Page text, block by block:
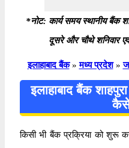
*नोट: कार्य समय स्थानीय बैंक
दूसरे और चौथे शनिवार
इलाहाबाद बैंक » मध्य प्रदेश »
इलाहाबाद बैंक
किसी भी बैंक प्रक्रिया को शुरू